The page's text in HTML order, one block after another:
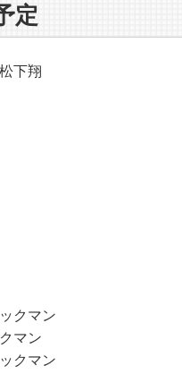
定
下翔
クマン
マン
クマン